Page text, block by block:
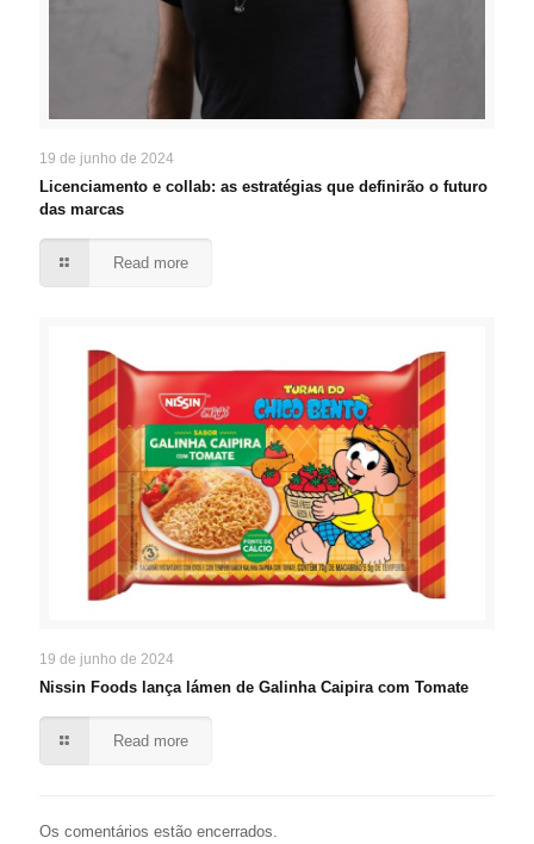
19 de junho de 2024
Licenciamento e collab: as estratégias que definirão o futuro
das marcas
Read more
19 de junho de 2024
Nissin Foods lança lámen de Galinha Caipira com Tomate
Read more
Os comentários estão encerrados.